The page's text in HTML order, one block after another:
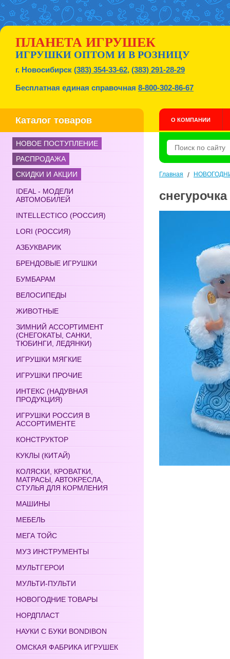
ПЛАНЕТА ИГРУШЕК
ИГРУШКИ ОПТОМ И В РОЗНИЦУ
г. Новосибирск (383) 354-33-62, (383) 291-28-29
Бесплатная единая справочная 8-800-302-86-67
Каталог товаров О КОМПАНИИ
НОВОЕ ПОСТУПЛЕНИЕ
РАСПРОДАЖА
СКИДКИ И АКЦИИ
IDEAL - МОДЕЛИ
АВТОМОБИЛЕЙ
INTELLECTICO (РОССИЯ)
LORI (РОССИЯ)
АЗБУКВАРИК
БРЕНДОВЫЕ ИГРУШКИ
БУМБАРАМ
ВЕЛОСИПЕДЫ
ЖИВОТНЫЕ
ЗИМНИЙ АССОРТИМЕНТ
(СНЕГОКАТЫ, САНКИ,
ТЮБИНГИ, ЛЕДЯНКИ)
ИГРУШКИ МЯГКИЕ
ИГРУШКИ ПРОЧИЕ
ИНТЕКС (НАДУВНАЯ
ПРОДУКЦИЯ)
ИГРУШКИ РОССИЯ В
АССОРТИМЕНТЕ
КОНСТРУКТОР
КУКЛЫ (КИТАЙ)
КОЛЯСКИ, КРОВАТКИ,
МАТРАСЫ, АВТОКРЕСЛА,
СТУЛЬЯ ДЛЯ КОРМЛЕНИЯ
МАШИНЫ
МЕБЕЛЬ
МЕГА ТОЙС
МУЗ ИНСТРУМЕНТЫ
МУЛЬТГЕРОИ
МУЛЬТИ-ПУЛЬТИ
НОВОГОДНИЕ ТОВАРЫ
НОРДПЛАСТ
НАУКИ С БУКИ BONDIBON
ОМСКАЯ ФАБРИКА ИГРУШЕК
Главная /